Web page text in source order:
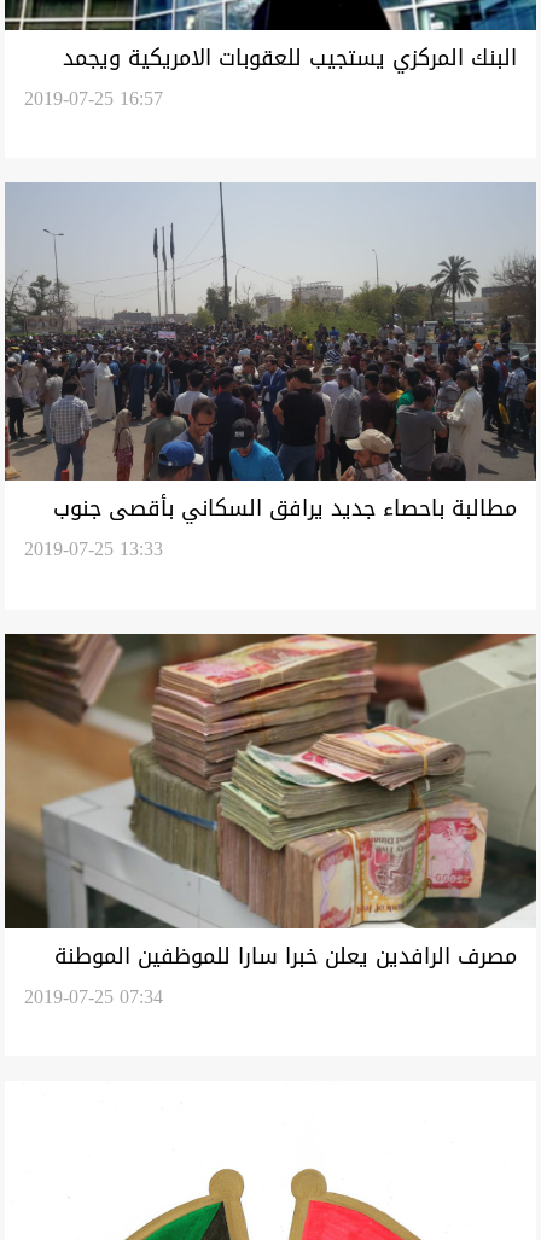
البنك المركزي يستجيب للعقوبات الامريكية ويجمد
2019-07-25 16:57
مطالبة باحصاء جديد يرافق السكاني بأقصى جنوب
2019-07-25 13:33
مصرف الرافدين يعلن خبرا سارا للموظفين الموطنة
2019-07-25 07:34